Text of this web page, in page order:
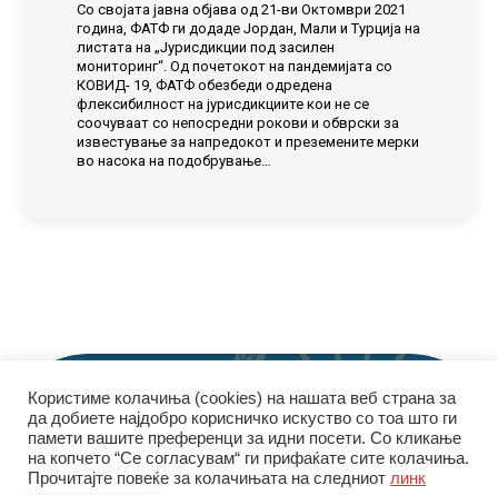
Со својата јавна објава од 21-ви Октомври 2021
година, ФАТФ ги додаде Јордан, Мали и Турција на
листата на „Јурисдикции под засилен
мониторинг“. Од почетокот на пандемијата со
КОВИД- 19, ФАТФ обезбеди одредена
флексибилност на јурисдикциите кои не се
соочуваат со непосредни рокови и обврски за
известување за напредокот и преземените мерки
во насока на подобрување…
© Управа за финансиско разузнавање | 2026
Користиме колачиња (cookies) на нашата веб страна за
да добиете најдобро корисничко искуство со тоа што ги
памети вашите преференци за идни посети. Со кликање
на копчето “Се согласувам“ ги прифаќате сите колачиња.
Прочитајте повеќе за колачињата на следниот линк